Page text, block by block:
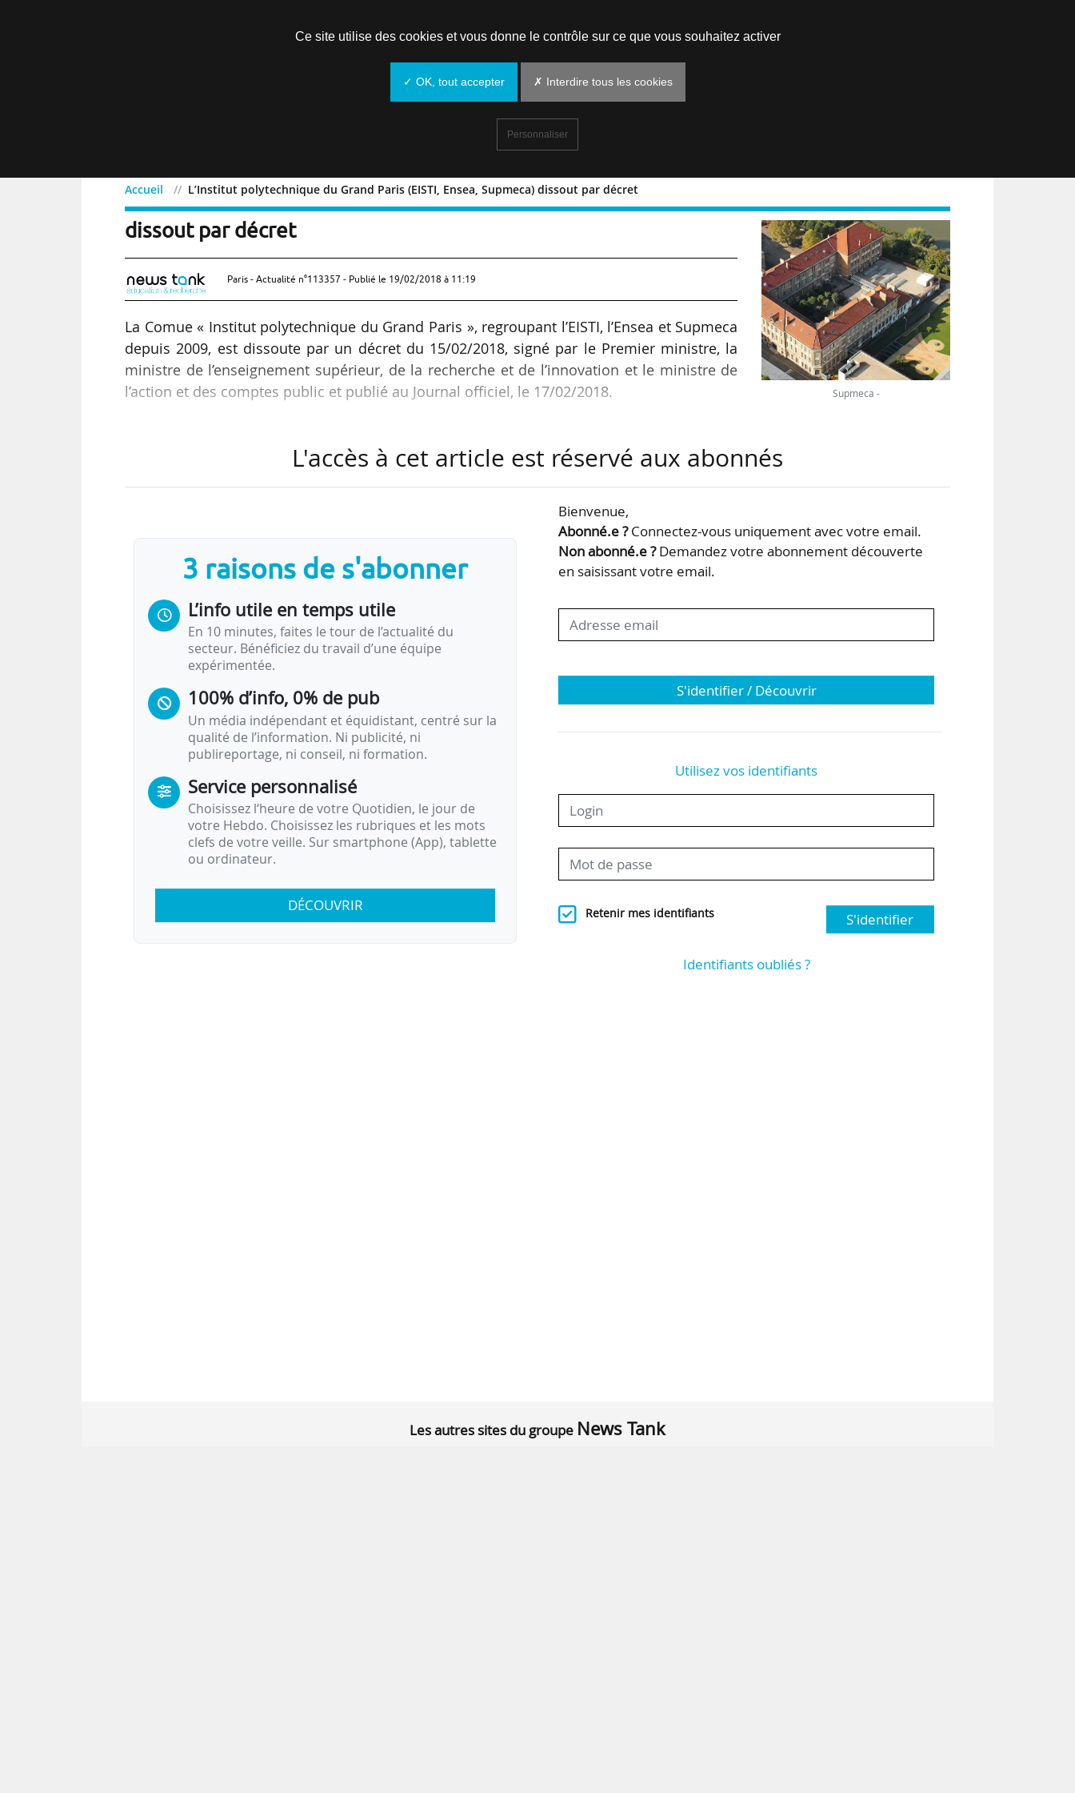
Accueil L’Institut polytechnique du Grand Paris (EISTI, Ensea, Supmeca) dissout par décret
L’Institut polytechnique du Grand Paris (EISTI, Ensea, Supmeca)
dissout par décret
Paris - Actualité n°113357 - Publié le 19/02/2018 à 11:19
La Comue « Institut polytechnique du Grand Paris », regroupant l’EISTI, l’Ensea et Supmeca
depuis 2009, est dissoute par un décret du 15/02/2018, signé par le Premier ministre, la
ministre de l’enseignement supérieur, de la recherche et de l’innovation et le ministre de
l’action et des comptes public et publié au Journal officiel, le 17/02/2018.
• « Les biens, droits et obligations, ainsi que les activités de l’établissement “Institut
• les comptes financiers des exercices 2017 et 2018 de l’établissement “Institut
polytechnique du Grand Paris“ sont établis par l’agent comptable en fonctions lors de la
suppression de l’établissement. Ils…
Supmeca -
L'accès à cet article est réservé aux abonnés
3 raisons de s'abonner
L’info utile en temps utile
En 10 minutes, faites le tour de l’actualité du
secteur. Bénéficiez du travail d’une équipe
expérimentée.
100% d’info, 0% de pub
Un média indépendant et équidistant, centré sur la
qualité de l’information. Ni publicité, ni
publireportage, ni conseil, ni formation.
Service personnalisé
Choisissez l‘heure de votre Quotidien, le jour de
votre Hebdo. Choisissez les rubriques et les mots
clefs de votre veille. Sur smartphone (App), tablette
ou ordinateur.
DÉCOUVRIR
Bienvenue,
Abonné.e ?Connectez-vous uniquement avec votre email.
Non abonné.e ?Demandez votre abonnement découverte
en saisissant votre email.
S'identifier / Découvrir
Utilisez vos identifiants
Retenir mes identifiants S'identifier
Identifiants oubliés ?
Les autres sites du groupe News Tank
Ce site utilise des cookies et vous donne le contrôle sur ce que vous souhaitez activer
✓ OK, tout accepter ✗ Interdire tous les cookies
Personnaliser